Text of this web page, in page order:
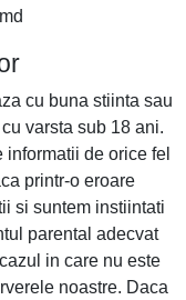
cu buna stiinta sau
varsta sub 18 ani.
de orice fel
printr-o eroare
si suntem instiintati
parental adecvat
in care nu este
noastre. Daca